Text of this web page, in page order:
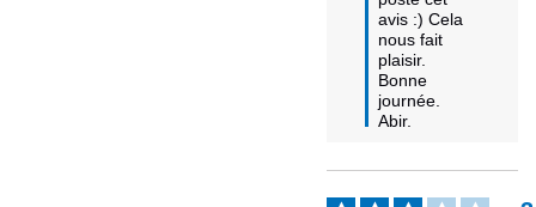
avis :) Cela
nous fait
plaisir.
Bonne
journée.
Abir.